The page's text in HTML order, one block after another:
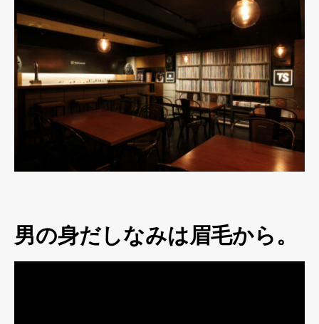
男の身だしなみは眉毛から。